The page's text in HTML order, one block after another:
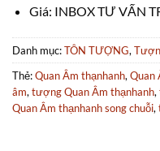
Giá: INBOX TƯ VẤN
Danh mục:TÔN TƯỢNG,
Thẻ:Quan Âm thạnhanh,Quan
âm,tượng Quan Âm thạnhanh,
Quan Âm thạnhanh song chuỗi,